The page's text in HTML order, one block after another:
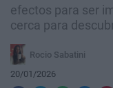
efectos para ser
cerca para
Rocio Sabatini
20/01/2026